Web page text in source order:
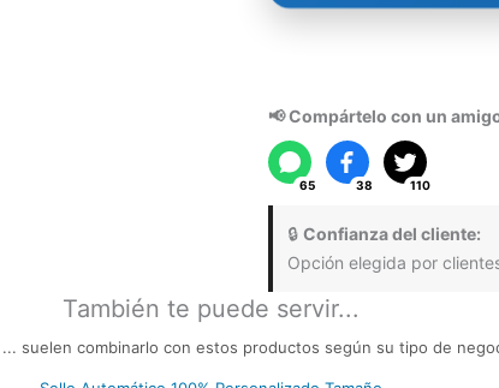
📢 Compártelo con un
65 38 110
🔒 Confianza del cliente:
Opción elegida por
También te puede servir...
... suelen combinarlo con estos productos según su tipo de